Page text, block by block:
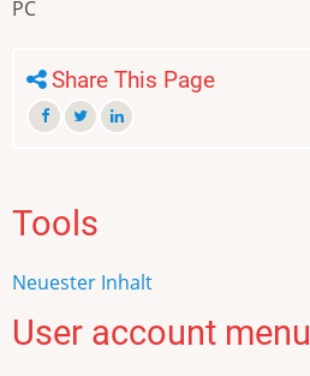
PC
Share This Page
Tools
Neuester Inhalt
User account menu